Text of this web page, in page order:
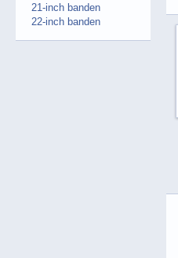
21-inch banden
22-inch banden